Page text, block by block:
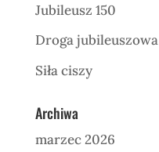
Jubileusz 150
Droga jubileuszowa
Siła ciszy
Archiwa
marzec 2026